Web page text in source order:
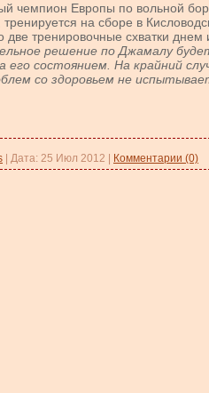
чемпион Европы по вольной
на сборе в
две тренировочные схватки
решение по Джамалу
его состоянием. На крайний
со здоровьем не
Дата: 25 Июл 2012 Комментарии (0)